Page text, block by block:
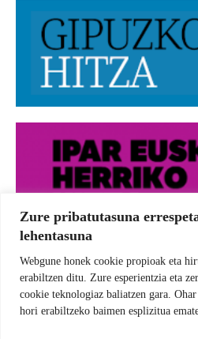
Zure pribatutasuna
lehentasuna
Webgune honek cookie propioak eta
erabiltzen ditu. Zure esperientzia eta
cookie teknologiaz baliatzen gara.
hori erabiltzeko baimen esplizitua